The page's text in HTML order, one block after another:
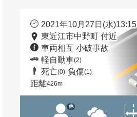
2021年10月27日(水)13:15
東近江市中野町 付近
車両相互 小破事故
軽自動車(2)
死亡(0) 負傷(1)
距離426m
他